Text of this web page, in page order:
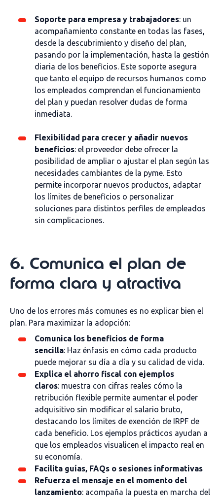
Soporte para empresa y trabajadores: un
acompañamiento constante en todas las fases,
desde la descubrimiento y diseño del plan,
pasando por la implementación, hasta la gestión
diaria de los beneficios. Este soporte asegura
que tanto el equipo de recursos humanos como
los empleados comprendan el funcionamiento
del plan y puedan resolver dudas de forma
inmediata.
Flexibilidad para crecer y añadir nuevos
beneficios: el proveedor debe ofrecer la
posibilidad de ampliar o ajustar el plan según las
necesidades cambiantes de la pyme. Esto
permite incorporar nuevos productos, adaptar
los límites de beneficios o personalizar
soluciones para distintos perfiles de empleados
sin complicaciones.
6. Comunica el plan de
forma clara y atractiva
Uno de los errores más comunes es no explicar bien el
plan. Para maximizar la adopción:
Comunica los beneficios de forma
sencilla: Haz énfasis en cómo cada producto
puede mejorar su día a día y su calidad de vida.
Explica el ahorro fiscal con ejemplos
claros: muestra con cifras reales cómo la
retribución flexible permite aumentar el poder
adquisitivo sin modificar el salario bruto,
destacando los límites de exención de IRPF de
cada beneficio. Los ejemplos prácticos ayudan a
que los empleados visualicen el impacto real en
su economía.
Facilita guías, FAQs o sesiones informativas
Refuerza el mensaje en el momento del
lanzamiento: acompaña la puesta en marcha del